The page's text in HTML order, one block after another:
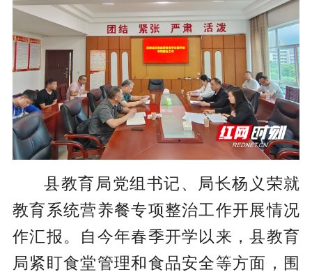
县教育局党组书记、局长杨义荣就
教育系统营养餐专项整治工作开展情况
作汇报。自今年春季开学以来，县教育
局紧盯食堂管理和食品安全等方面，围